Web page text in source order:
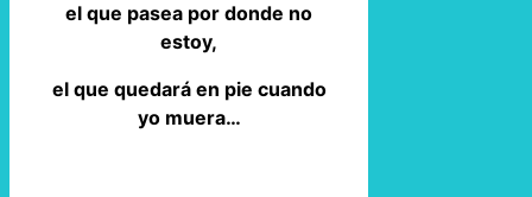
el que pasea por donde no
estoy,
el que quedará en pie cuando
yo muera…